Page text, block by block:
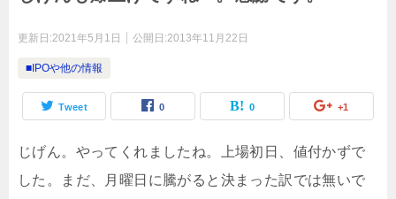
更新日:2021年5月1日 公開日:2013年11月22日
■IPOや他の情報
Tweet 0 0 +1
じげん。やってくれましたね。上場初日、値付かずで
した。まだ、月曜日に騰がると決まった訳では無いで